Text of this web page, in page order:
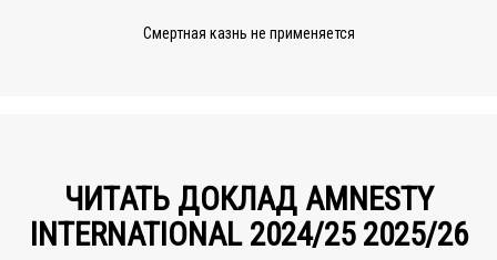
Смертная казнь не применяется
ЧИТАТЬ ДОКЛАД AMNESTY
INTERNATIONAL 2024/25 2025/26